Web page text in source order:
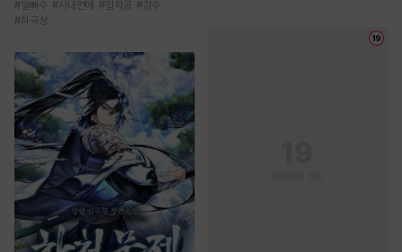
#얼빠수 #사내연애 #집착공 #강수
#하극상